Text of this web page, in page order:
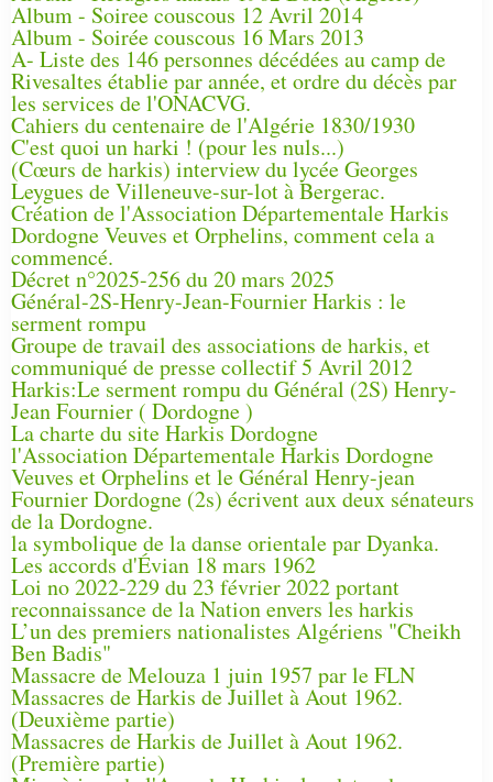
Album - Soiree couscous 12 Avril 2014
Album - Soirée couscous 16 Mars 2013
A- Liste des 146 personnes décédées au camp de
Rivesaltes établie par année, et ordre du décès par
les services de l'ONACVG.
Cahiers du centenaire de l'Algérie 1830/1930
C'est quoi un harki ! (pour les nuls...)
(Cœurs de harkis) interview du lycée Georges
Leygues de Villeneuve-sur-lot à Bergerac.
Création de l'Association Départementale Harkis
Dordogne Veuves et Orphelins, comment cela a
commencé.
Décret n°2025-256 du 20 mars 2025
Général-2S-Henry-Jean-Fournier Harkis : le
serment rompu
Groupe de travail des associations de harkis, et
communiqué de presse collectif 5 Avril 2012
Harkis:Le serment rompu du Général (2S) Henry-
Jean Fournier ( Dordogne )
La charte du site Harkis Dordogne
l'Association Départementale Harkis Dordogne
Veuves et Orphelins et le Général Henry-jean
Fournier Dordogne (2s) écrivent aux deux sénateurs
de la Dordogne.
la symbolique de la danse orientale par Dyanka.
Les accords d'Évian 18 mars 1962
Loi no 2022-229 du 23 février 2022 portant
reconnaissance de la Nation envers les harkis
L’un des premiers nationalistes Algériens "Cheikh
Ben Badis"
Massacre de Melouza 1 juin 1957 par le FLN
Massacres de Harkis de Juillet à Aout 1962.
(Deuxième partie)
Massacres de Harkis de Juillet à Aout 1962.
(Première partie)